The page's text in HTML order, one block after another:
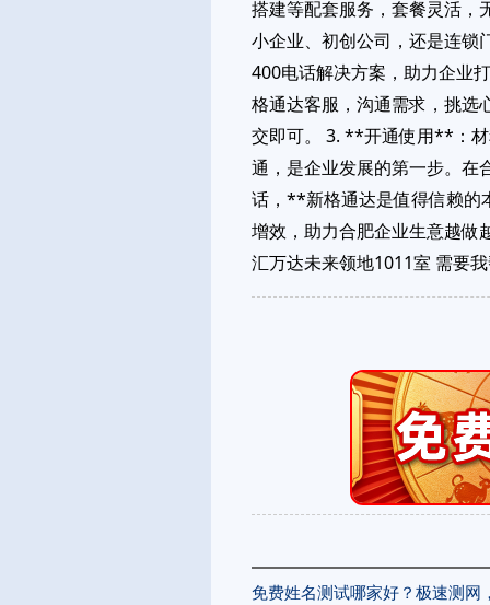
搭建等配套服务，套餐灵活，
小企业、初创公司，还是连锁
400电话解决方案，助力企业
格通达客服，沟通需求，挑
交即可。 3. **开通使用**：
通，是企业发展的第一步。
话，**新格通达是值得信赖的
增效，助力合肥企业生意越做
汇万达未来领地1011室 需要
免费姓名测试哪家好？极速测网